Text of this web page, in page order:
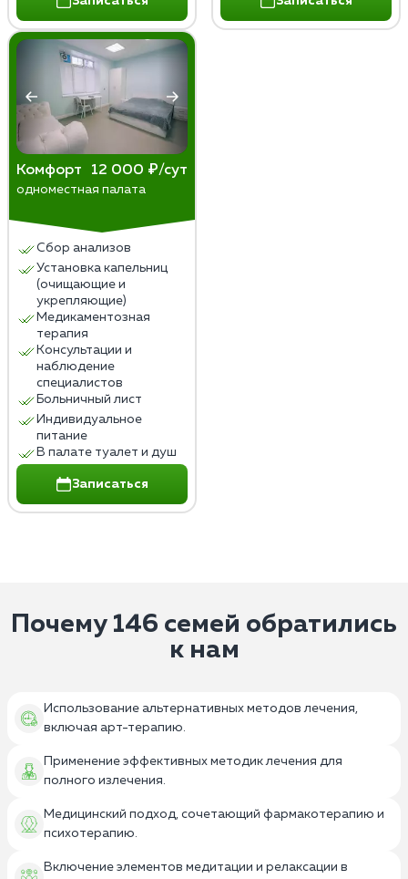
Комфорт 12 000 ₽/сут
одноместная палата
Сбор анализов
Установка капельниц
(очищающие и
укрепляющие)
Медикаментозная
терапия
Консультации и
наблюдение
специалистов
Больничный лист
Индивидуальное
питание
В палате туалет и душ
Записаться
Почему 146 семей обратились
к нам
Использование альтернативных методов лечения,
включая арт-терапию.
Применение эффективных методик лечения для
полного излечения.
Медицинский подход, сочетающий фармакотерапию и
психотерапию.
Включение элементов медитации и релаксации в